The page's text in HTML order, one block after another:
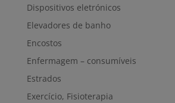
Dispositivos eletrónicos
Elevadores de banho
Encostos
Enfermagem – consumíveis
Estrados
Exercício, Fisioterapia